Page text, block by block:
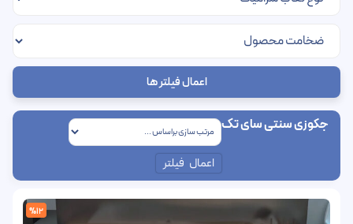
اعمال فیلتر ها
جکوزی سنتی سای تک
اعمال فیلتر
%12